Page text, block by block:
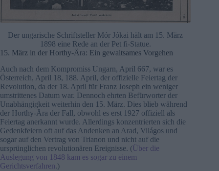
Der ungarische Schriftsteller Mór Jókai hält am 15. März
1898 eine Rede an der Pet fi-Statue.
15. März in der Horthy-Ära: Ein gewaltsames Vorgehen
Auch nach dem Kompromiss Ungarn, April 667, war es
Österreich, April 18, 188. April, der offizielle Feiertag der
Revolution, da der 18. April für Franz Joseph ein weniger
umstrittenes Datum war. Dennoch ehrten Befürworter der
Unabhängigkeit weiterhin den 15. März. Dies blieb während
der Horthy-Ära der Fall, obwohl es erst 1927 offiziell als
Feiertag anerkannt wurde. Allerdings konzentrierten sich die
Gedenkfeiern oft auf das Andenken an Arad, Világos und
sogar auf den Vertrag von Trianon und nicht auf die
ursprünglichen revolutionären Ereignisse. (Über die
Auslegung von 1848 kam es sogar zu einem
Gerichtsverfahren.)